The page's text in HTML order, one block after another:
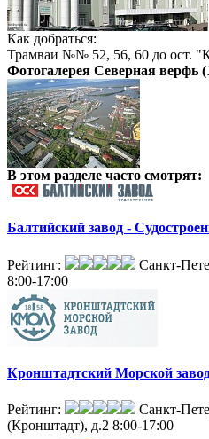
Как добраться:
Трамваи №№ 52, 56, 60 до ост.
Фотогалерея Северная верфь
В этом разделе часто смотрят:
Балтийский завод -
Рейтинг:
Санкт-
8:00-17:00
Кронштадтский Морской
Рейтинг:
Санкт-
(Кронштадт), д.2 8:00-17:00